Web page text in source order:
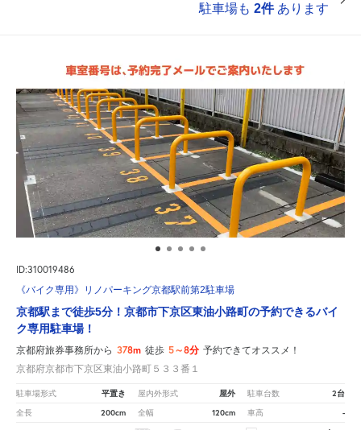
駐車場も 2件あります
ID:310019486
《バイク専用》リノパーキング京都駅前第2駐車場
京都駅まで徒歩5分！京都市下京区東油小路町の予約できるバイ
ク専用駐車場！
京都府旅券事務所から 378m 徒歩 5～8分 予約できてオススメ！
京都府京都市下京区東油小路町５３３番１
駐車場形式 平置き 屋内外形式 屋外 駐車台数 2台
全長 200cm 全幅 120cm 車高 -